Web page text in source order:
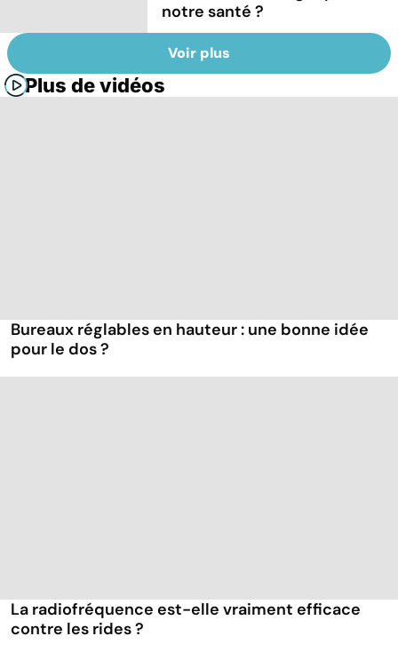
notre santé ?
Voir plus
Plus de vidéos
Bureaux réglables en hauteur : une bonne idée
pour le dos ?
La radiofréquence est-elle vraiment efficace
contre les rides ?